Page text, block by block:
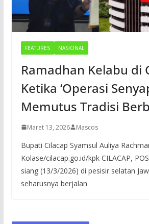
FEATURES NASIONAL
Ramadhan Kelabu di
Ketika ‘Operasi
Memutus Tradisi
Maret 13, 2026 Mascos
Bupati Cilacap Syamsul Auliya
Kolase/cilacap.go.id/kpk CILACAP,
siang (13/3/2026) di pesisir selatan
seharusnya berjalan